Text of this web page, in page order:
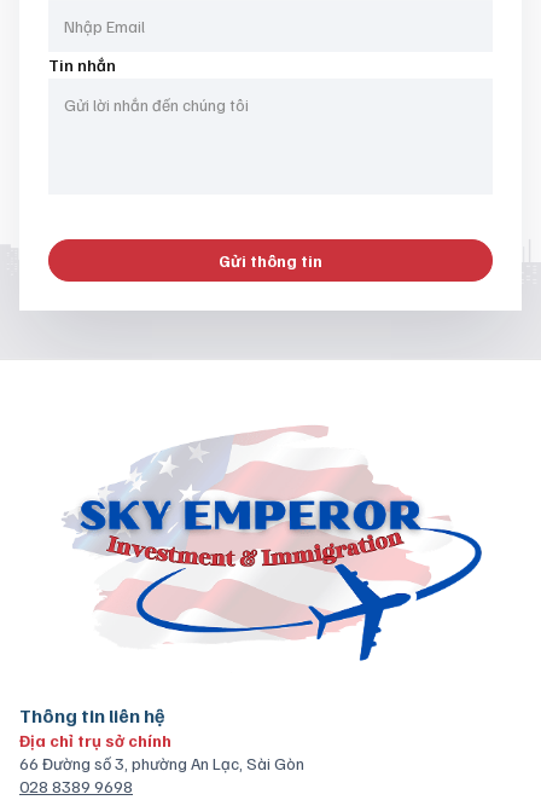
Tin nhắn
Gửi thông tin
Thông tin liên hệ
Địa chỉ trụ sở chính
66 Đường số 3, phường An Lạc, Sài Gòn
028 8389 9698